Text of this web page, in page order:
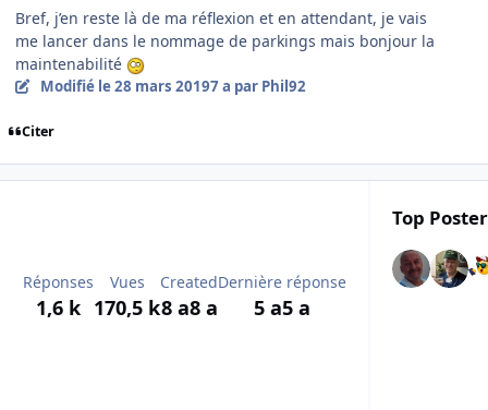
Bref, j’en reste là de ma réflexion et en attendant, je vais
me lancer dans le nommage de parkings mais bonjour la
maintenabilité
Modifié le 28 mars 20197 a par Phil92
Citer
Réponses
1,6 k
Vues
170,5 k
Created
8 a8 a
Dernière réponse
5 a5 a
Top